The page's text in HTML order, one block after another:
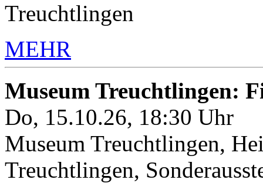
Treuchtlingen
MEHR
Museum Treuchtlingen:
Do, 15.10.26, 18:30 Uhr
Museum Treuchtlingen,
Treuchtlingen,